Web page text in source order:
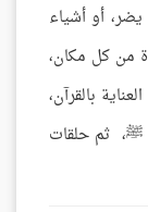
يضر، أو أشياء
من كل مكان،
بالقرآن،
ﷺ، ثم حلقات